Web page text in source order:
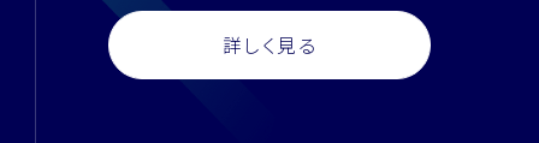
詳しく見る